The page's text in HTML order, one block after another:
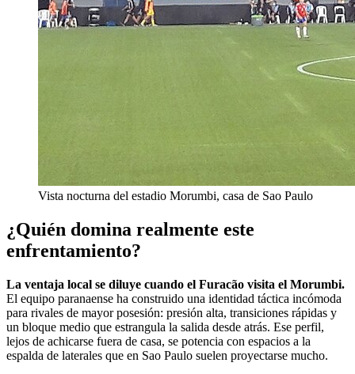
Vista nocturna del estadio Morumbi, casa de Sao Paulo
¿Quién domina realmente este
enfrentamiento?
La ventaja local se diluye cuando el Furacão visita el Morumbi.
El equipo paranaense ha construido una identidad táctica incómoda
para rivales de mayor posesión: presión alta, transiciones rápidas y
un bloque medio que estrangula la salida desde atrás. Ese perfil,
lejos de achicarse fuera de casa, se potencia con espacios a la
espalda de laterales que en Sao Paulo suelen proyectarse mucho.